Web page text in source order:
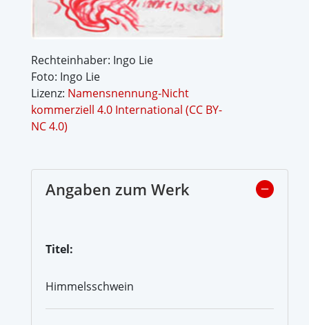
Rechteinhaber: Ingo Lie
Foto: Ingo Lie
Lizenz: Namensnennung-Nicht
kommerziell 4.0 International (CC BY-
NC 4.0)
Angaben zum Werk
Titel:
Himmelsschwein